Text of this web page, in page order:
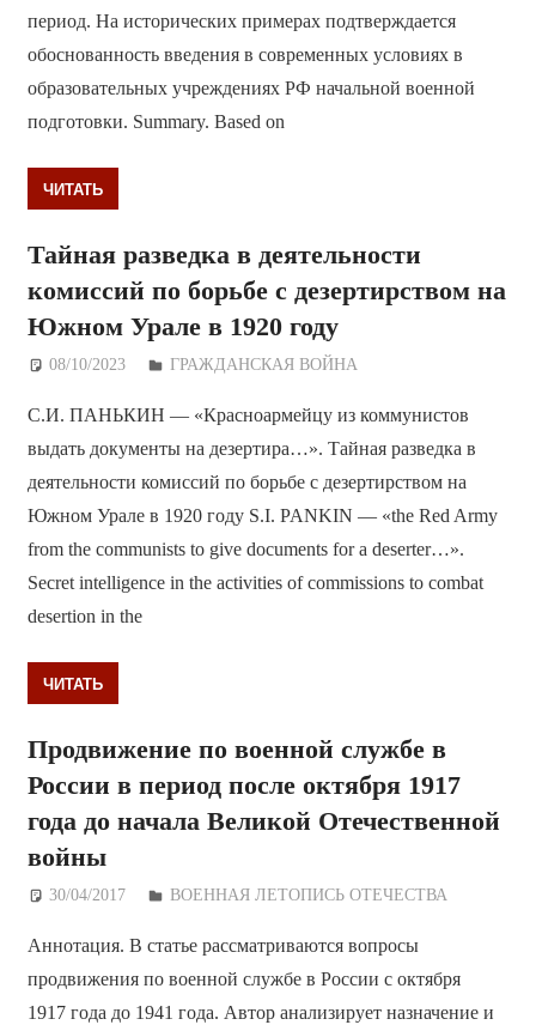
период. На исторических примерах подтверждается
обоснованность введения в современных условиях в
образовательных учреждениях РФ начальной военной
подготовки. Summary. Based on
ЧИТАТЬ
Тайная разведка в деятельности
комиссий по борьбе с дезертирством на
Южном Урале в 1920 году
08/10/2023 Дежурный по Редакции
ГРАЖДАНСКАЯ ВОЙНА
С.И. ПАНЬКИН — «Красноармейцу из коммунистов
выдать документы на дезертира…». Тайная разведка в
деятельности комиссий по борьбе с дезертирством на
Южном Урале в 1920 году S.I. PANKIN — «the Red Army
from the communists to give documents for a deserter…».
Secret intelligence in the activities of commissions to combat
desertion in the
ЧИТАТЬ
Продвижение по военной службе в
России в период после октября 1917
года до начала Великой Отечественной
войны
30/04/2017 Дежурный по Редакции
ВОЕННАЯ ЛЕТОПИСЬ ОТЕЧЕСТВА
Аннотация. В статье рассматриваются вопросы
продвижения по военной службе в России с октября
1917 года до 1941 года. Автор анализирует назначение и